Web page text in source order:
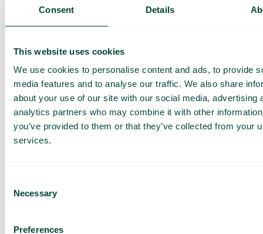
Consent Details
This website uses cookies
We use cookies to personalise content and ads, to provide
media features and to analyse our traffic. We also share
about your use of our site with our social media, advertising
analytics partners who may combine it with other
you’ve provided to them or that they’ve collected from your
services.
Selection
Necessary
Preferences
Full kontroll på hur er AI-